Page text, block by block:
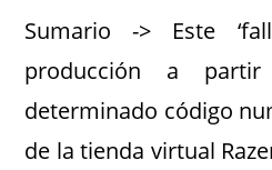
Sumario -> Este
producción a
determinado código
de la tienda virtual